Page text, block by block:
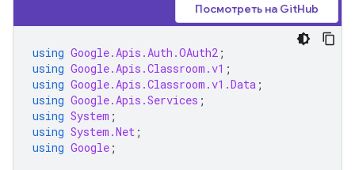
Посмотреть на GitHub
using Google.Apis.Auth.OAuth2 ;
using Google.Apis.Classroom.v1 ;
using Google.Apis.Classroom.v1.Data ;
using Google.Apis.Services ;
using System ;
using System.Net ;
using Google ;